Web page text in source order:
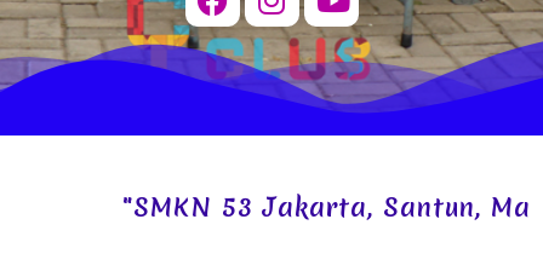
"SMKN 53 Jakarta, Santun,